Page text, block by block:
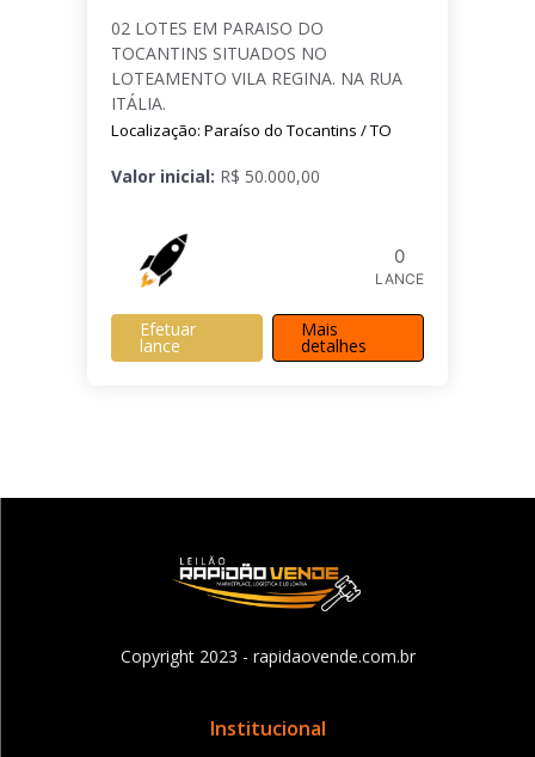
02 LOTES EM PARAISO DO
TOCANTINS SITUADOS NO
LOTEAMENTO VILA REGINA. NA RUA
ITÁLIA.
Localização: Paraíso do Tocantins / TO
Valor inicial: R$ 50.000,00
0
LANCE
Efetuar
lance
Mais
detalhes
Copyright 2023 - rapidaovende.com.br
Institucional